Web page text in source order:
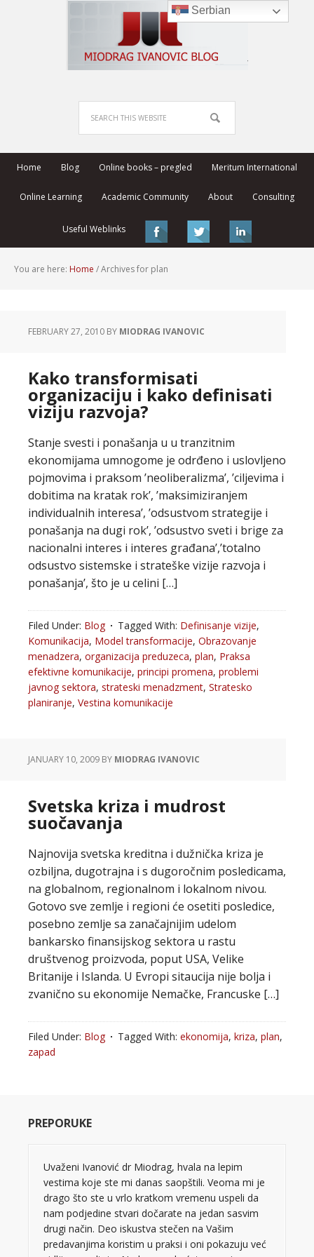
Home Blog Online books – pregled Meritum International
Online Learning Academic Community About Consulting
Useful Weblinks
You are here: Home /Archives for plan
FEBRUARY 27, 2010 BY MIODRAG IVANOVIC
Kako transformisati
organizaciju i kako definisati
viziju razvoja?
Stanje svesti i ponašanja u u tranzitnim
ekonomijama umnogome je odrđeno i uslovljeno
pojmovima i praksom ’neoliberalizma’, ’ciljevima i
dobitima na kratak rok’, ’maksimiziranjem
individualnih interesa’, ’odsustvom strategije i
ponašanja na dugi rok’, ’odsustvo sveti i brige za
nacionalni interes i interes građana’,’totalno
odsustvo sistemske i strateške vizije razvoja i
ponašanja’, što je u celini […]
Filed Under: Blog Tagged With: Definisanje vizije,
Komunikacija, Model transformacije, Obrazovanje
menadzera, organizacija preduzeca, plan, Praksa
efektivne komunikacije, principi promena, problemi
javnog sektora, strateski menadzment, Stratesko
planiranje, Vestina komunikacije
JANUARY 10, 2009 BY MIODRAG IVANOVIC
Svetska kriza i mudrost
suočavanja
Najnovija svetska kreditna i dužnička kriza je
ozbiljna, dugotrajna i s dugoročnim posledicama,
na globalnom, regionalnom i lokalnom nivou.
Gotovo sve zemlje i regioni će osetiti posledice,
posebno zemlje sa zanačajnijim udelom
bankarsko finansijskog sektora u rastu
društvenog proizvoda, poput USA, Velike
Britanije i Islanda. U Evropi sitaucija nije bolja i
zvanično su ekonomije Nemačke, Francuske […]
Filed Under: Blog Tagged With: ekonomija, kriza, plan,
zapad
PREPORUKE
Uvaženi Ivanović dr Miodrag, hvala na lepim
vestima koje ste mi danas saopštili. Veoma mi je
drago što ste u vrlo kratkom vremenu uspeli da
nam podjedine stvari dočarate na jedan sasvim
drugi način. Deo iskustva stečen na Vašim
predavanjima koristim u praksi i oni pokazuju već
Serbian